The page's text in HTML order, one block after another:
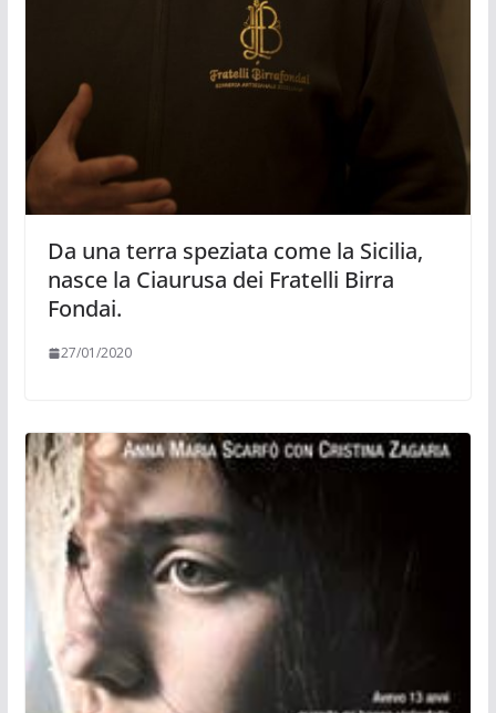
Da una terra speziata come la Sicilia,
nasce la Ciaurusa dei Fratelli Birra
Fondai.
27/01/2020